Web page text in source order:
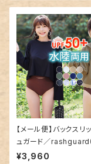
【メール便】バックスリ
ュガード／
¥3,960